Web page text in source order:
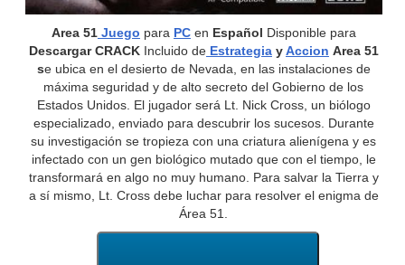
Area 51 Juego para PCen Español Disponible para
Descargar CRACKIncluido deEstrategiayAccion Area 51
se ubica en el desierto de Nevada, en las instalaciones de
máxima seguridad y de alto secreto del Gobierno de los
Estados Unidos. El jugador será Lt. Nick Cross, un biólogo
especializado, enviado para descubrir los sucesos. Durante
su investigación se tropieza con una criatura alienígena y es
infectado con un gen biológico mutado que con el tiempo, le
transformará en algo no muy humano. Para salvar la Tierra y
a sí mismo, Lt. Cross debe luchar para resolver el enigma de
Área 51.